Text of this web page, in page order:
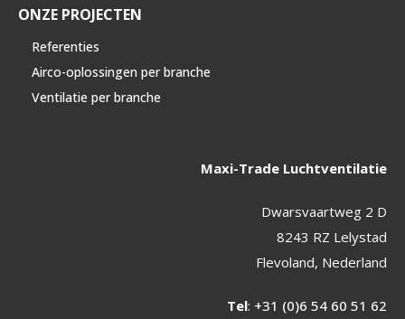
ONZE PROJECTEN
Referenties
Airco-oplossingen per branche
Ventilatie per branche
Maxi-Trade Luchtventilatie
Dwarsvaartweg 2 D
8243 RZ Lelystad
Flevoland, Nederland
Tel: +31 (0)6 54 60 51 62